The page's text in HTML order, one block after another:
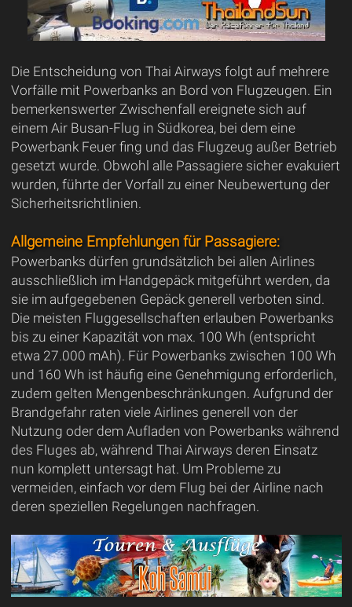
Die Entscheidung von Thai Airways folgt auf mehrere
Vorfälle mit Powerbanks an Bord von Flugzeugen. Ein
bemerkenswerter Zwischenfall ereignete sich auf
einem Air Busan-Flug in Südkorea, bei dem eine
Powerbank Feuer fing und das Flugzeug außer Betrieb
gesetzt wurde. Obwohl alle Passagiere sicher evakuiert
wurden, führte der Vorfall zu einer Neubewertung der
Sicherheitsrichtlinien.
Allgemeine Empfehlungen für Passagiere:
Powerbanks dürfen grundsätzlich bei allen Airlines
ausschließlich im Handgepäck mitgeführt werden, da
sie im aufgegebenen Gepäck generell verboten sind.
Die meisten Fluggesellschaften erlauben Powerbanks
bis zu einer Kapazität von max. 100 Wh (entspricht
etwa 27.000 mAh). Für Powerbanks zwischen 100 Wh
und 160 Wh ist häufig eine Genehmigung erforderlich,
zudem gelten Mengenbeschränkungen. Aufgrund der
Brandgefahr raten viele Airlines generell von der
Nutzung oder dem Aufladen von Powerbanks während
des Fluges ab, während Thai Airways deren Einsatz
nun komplett untersagt hat. Um Probleme zu
vermeiden, einfach vor dem Flug bei der Airline nach
deren speziellen Regelungen nachfragen.